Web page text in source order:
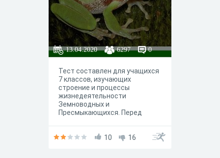
13.04.2020 6297 0
Тест составлен для учащихся
7 классов, изучающих
строение и процессы
жизнедеятельности
Земноводных и
Пресмыкающихся. Перед
параграфы 51 и 52 из учебника
10 16